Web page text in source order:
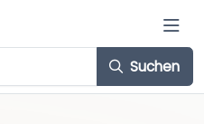
Suchen